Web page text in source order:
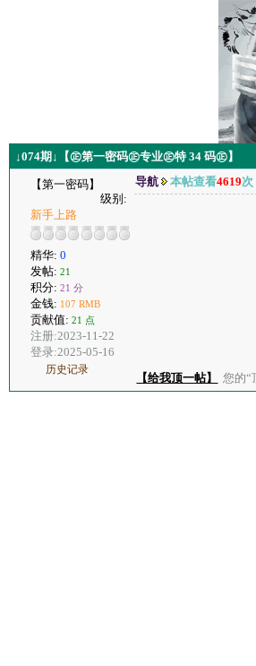
↓074期↓【㊣第一密码㊣专业㊣特 34 码㊣】
【第一密码】
级别:
新手上路
精华: 0
发帖: 21
积分: 21 分
金钱: 107 RMB
贡献值: 21 点
注册:2023-11-22
登录:2025-05-16
历史记录
导航 本帖查看4619次
【给我顶一帖】 您的“